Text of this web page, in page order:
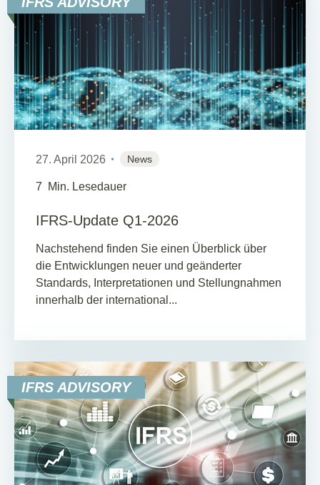
27. April 2026 News
7 Min. Lesedauer
IFRS-Update Q1-2026
Nachstehend finden Sie einen Überblick über
die Entwicklungen neuer und geänderter
Standards, Interpretationen und Stellungnahmen
innerhalb der international...
IFRS ADVISORY